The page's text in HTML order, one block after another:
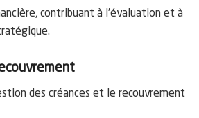
contribuant à l’évaluation et à
des créances et le recouvrement